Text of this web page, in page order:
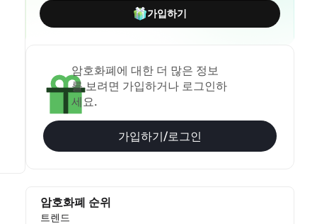
가입하기
암호화폐에 대한 더 많은 정보
를 보려면 가입하거나 로그인하
세요.
가입하기/로그인
암호화폐 순위
트렌드